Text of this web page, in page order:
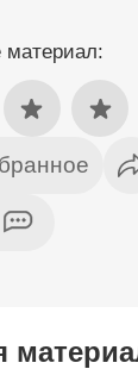
материал: